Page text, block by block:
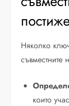
Няколко
съвместните
които